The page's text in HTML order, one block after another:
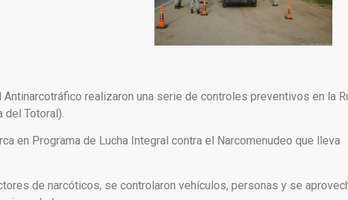
realizaron una serie de controles preventivos en la
del Totoral).
en Programa de Lucha Integral contra el Narcomenudeo que lleva
de narcóticos, se controlaron vehículos, personas y se